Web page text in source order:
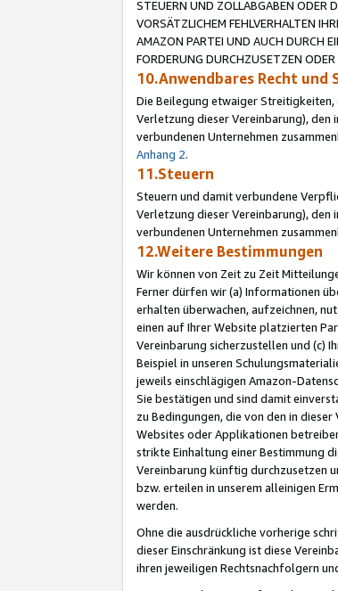
STEUERN UND ZOLLABGABEN ODER
VORSÄTZLICHEM FEHLVERHALTEN
AMAZON PARTEI UND AUCH DURCH
FORDERUNG DURCHZUSETZEN
10.Anwendbares Recht
Die Beilegung etwaiger
Verletzung dieser Vereinbarung), den
verbundenen Unternehmen
Anhang 2.
11.Steuern
Steuern und damit verbundene
Verletzung dieser Vereinbarung), den
verbundenen Unternehmen
12.Weitere Bestimmungen
Wir können von Zeit zu Zeit
Ferner dürfen wir (a) Informationen
erhalten überwachen, aufzeichnen,
einen auf Ihrer Website platzierten
Vereinbarung sicherzustellen und (c)
Beispiel in unseren
jeweils einschlägigen Amazon-
Sie bestätigen und sind damit
zu Bedingungen, die von den in
Websites oder Applikationen
strikte Einhaltung einer Bestimmung
Vereinbarung künftig durchzusetzen
bzw. erteilen in unserem alleinigen
werden.
Ohne die ausdrückliche vorherige
dieser Einschränkung ist diese
ihren jeweiligen Rechtsnachfolgern